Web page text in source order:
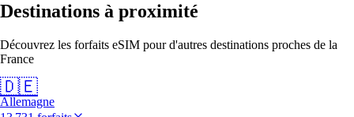
Destinations à proximité
Découvrez les forfaits eSIM pour d'autres destinations proches de la
France
🇩🇪
Allemagne